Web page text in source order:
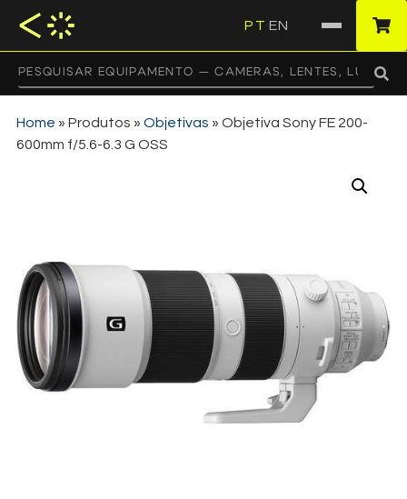
PT EN
Home » Produtos » Objetivas » Objetiva Sony FE 200-
600mm f/5.6-6.3 G OSS